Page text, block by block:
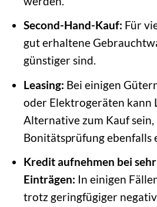
Second-Hand-Kauf: Für
gut erhaltene
günstiger sind.
Leasing: Bei einigen
oder Elektrogeräten kann
Alternative zum Kauf
Bonitätsprüfung ebenfalls
Kredit aufnehmen bei
Einträgen: In einigen
trotz geringfügiger